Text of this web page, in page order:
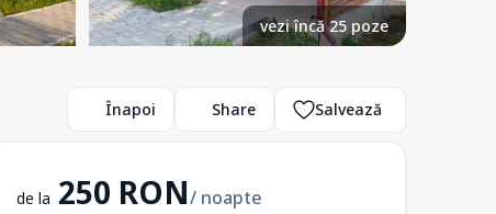
vezi încă 25 poze
Înapoi Share Salvează
de la 250 RON/ noapte